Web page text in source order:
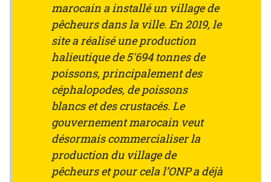
marocain a installé un village de
pêcheurs dans la ville. En 2019, le
site a réalisé une production
halieutique de 5'694 tonnes de
poissons, principalement des
céphalopodes, de poissons
blancs et des crustacés. Le
gouvernement marocain veut
désormais commercialiser la
production du village de
pêcheurs et pour cela l’ONP a déjà